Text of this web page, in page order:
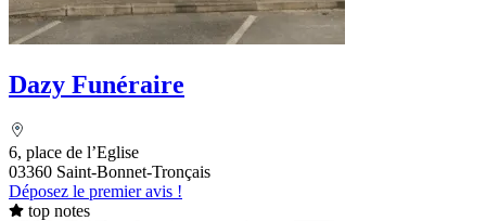
Dazy Funéraire
6, place de l’Eglise
03360 Saint-Bonnet-Tronçais
Déposez le premier avis !
top notes